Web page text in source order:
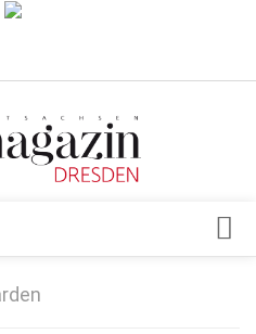
/ Ostsachsen